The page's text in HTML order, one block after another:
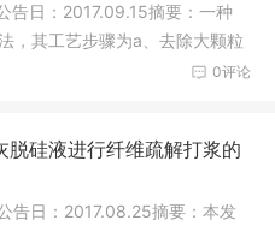
日：2017.09.15摘要：一种
，其工艺步骤为a、去除大颗粒
0评论
硅液进行纤维疏解打浆的
告日：2017.08.25摘要：本发